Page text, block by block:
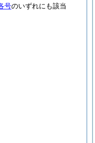
号のいずれにも該当